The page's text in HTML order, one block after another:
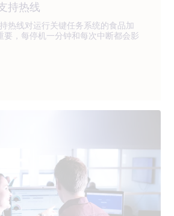
持热线
热线对运行关键任务系统的食品加
要，每停机一分钟和每次中断都会影